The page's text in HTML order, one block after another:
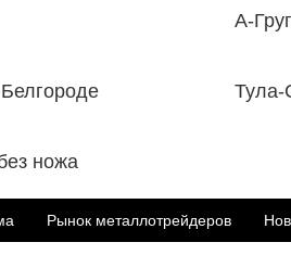
А-
Тула-
ножа
Рынок металлотрейдеров